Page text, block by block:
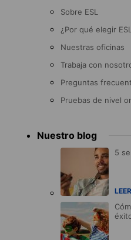
Sobre ESL
¿Por qué elegir
Nuestras oficinas
Trabaja con
Preguntas
Pruebas de nivel
Nuestro blog
5